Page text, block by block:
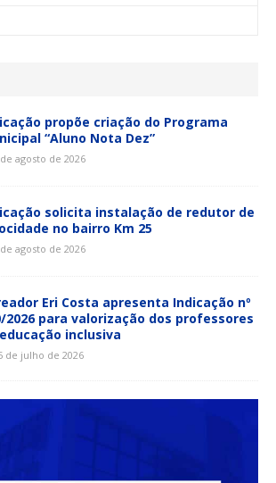
propõe criação do Programa
“Aluno Nota Dez”
agosto de 2026
solicita instalação de redutor de
no bairro Km 25
agosto de 2026
Eri Costa apresenta Indicação nº
2026 para valorização dos professores
inclusiva
de julho de 2026